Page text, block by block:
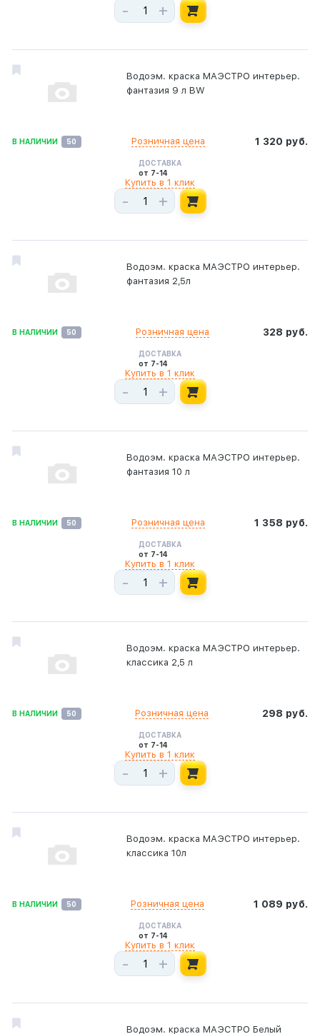
- +
Водоэм. краска МАЭСТРО интерьер.
фантазия 9 л BW
В НАЛИЧИИ 50 1 320 руб.
Розничная цена
ДОСТАВКА
от 7-14
- +
Купить в 1 клик
Водоэм. краска МАЭСТРО интерьер.
фантазия 2,5л
В НАЛИЧИИ 50 328 руб.
Розничная цена
ДОСТАВКА
от 7-14
- +
Купить в 1 клик
Водоэм. краска МАЭСТРО интерьер.
фантазия 10 л
В НАЛИЧИИ 50 1 358 руб.
Розничная цена
ДОСТАВКА
от 7-14
- +
Купить в 1 клик
Водоэм. краска МАЭСТРО интерьер.
классика 2,5 л
В НАЛИЧИИ 50 298 руб.
Розничная цена
ДОСТАВКА
от 7-14
- +
Купить в 1 клик
Водоэм. краска МАЭСТРО интерьер.
классика 10л
В НАЛИЧИИ 50 1 089 руб.
Розничная цена
ДОСТАВКА
от 7-14
- +
Купить в 1 клик
Водоэм. краска МАЭСТРО Белый